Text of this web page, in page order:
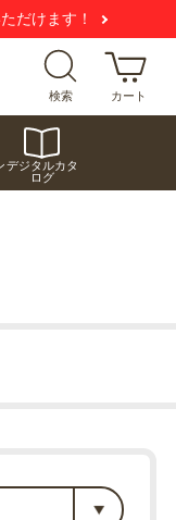
だけます！
検索 カート
デジタルカタ
ログ